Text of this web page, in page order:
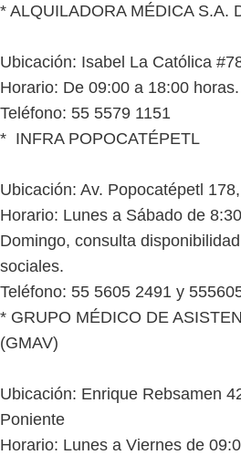
* ALQUILADORA MÉDICA S.A.
Ubicación: Isabel La Católica
Horario: De 09:00 a 18:00 horas.
Teléfono: 55 5579 1151
* INFRA POPOCATÉPETL
Ubicación: Av. Popocatépetl
Horario: Lunes a Sábado de
Domingo, consulta
sociales.
Teléfono: 55 5605 2491 y
* GRUPO MÉDICO DE
(GMAV)
Ubicación: Enrique Rebsamen
Poniente
Horario: Lunes a Viernes de